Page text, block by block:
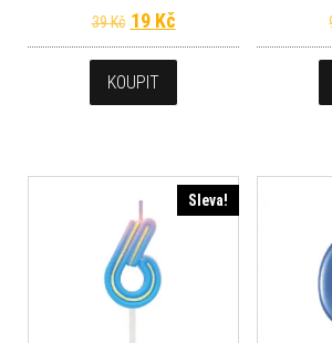
39Kč Původní cena byla: 39 Kč.
19 KčAktuální cena je: 19
KOUPIT
Sleva!